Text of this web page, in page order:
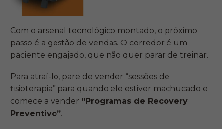
Com o arsenal tecnológico montado, o próximo
passo é a gestão de vendas. O corredor é um
paciente engajado, que não quer parar de treinar.
Para atraí-lo, pare de vender “sessões de
fisioterapia” para quando ele estiver machucado e
comece a vender “Programas de Recovery
Preventivo”.